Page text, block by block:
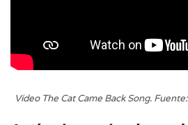
Vídeo The Cat Came Back Song.